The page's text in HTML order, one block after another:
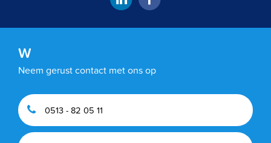
Wi
Neem gerust contact met ons op
0513 - 82 05 11